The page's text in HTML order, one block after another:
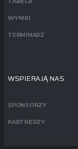
WYNIKI
TERMINARZ
WSPIERAJĄ NAS
SPONSORZY
PARTNERZY